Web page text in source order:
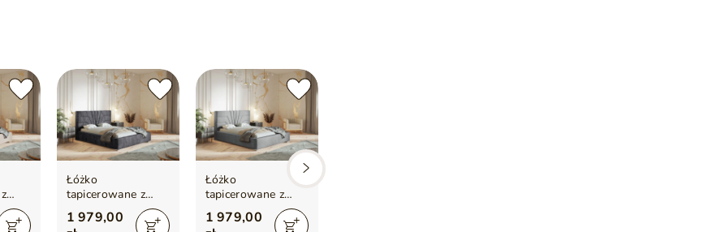
Łóżko
tapicerowane z
pojemnikiem i
stelażem 160x200
1 979,00
Łóżko
tapicerowane z
pojemnikiem i
stelażem 160x200
1 979,00